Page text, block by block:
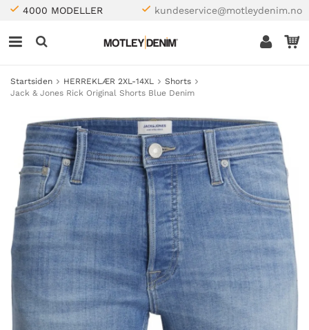
4000 MODELLER kundeservice@motleydenim.no
Startsiden HERREKLÆR 2XL-14XL
Shorts
Jack & Jones Rick Original Shorts Blue Denim